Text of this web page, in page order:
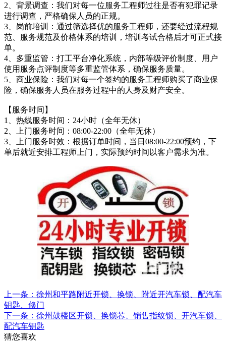
2、背景调查：我们对每一位服务工程师过往是否有犯罪记录
进行调查，严格确保人员的正规。
3、岗前培训：通过筛选择优的服务工程师，还要经过流程规
范、服务规范及价格体系的培训，培训考试合格后才可正式接
单。
4、多重监管：打工平台净化系统，内部等级评价制度、用户
使用服务点评制度等多重监管体系，确保服务质量。
5、商业保险：我们对每一个签约的服务工程师购买了商业保
险，确保服务人员在服务过程中的人身及财产安全。
【服务时间】
1、热线服务时间：24小时（全年无休）
2、上门服务时间：08:00-22:00（全年无休）
3、上门服务时效：根据订单时间，当日08:00-22:00预约，下
单后就近安排工程师上门，实际预约时间以客户需求为准。
上一条：徐州和平路附近开锁、换锁、附近开汽车锁、配汽车
钥匙、修门
下一条：徐州鼓楼区开锁、换锁芯、销售指纹锁、开汽车锁、
配汽车钥匙
猜您喜欢